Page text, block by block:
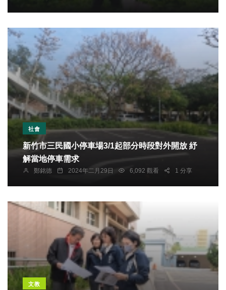
社會
新竹市三民國小停車場3/1起部分時段對外開放 紓
解當地停車需求
鄭銘德 2024年二月29日 6,092 觀看 1 分享
文教